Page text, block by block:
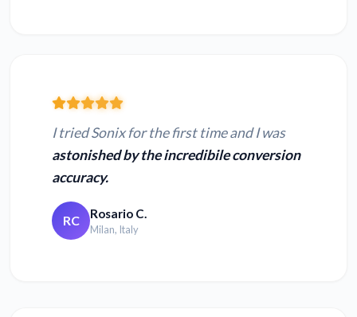
I tried Sonix for the first time and I was
astonished by the incredibile conversion
accuracy.
RC Rosario C.
Milan, Italy